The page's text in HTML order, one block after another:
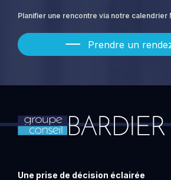
Planifier une rencontre via notre calendrier
Prendre un
Une prise de décision éclairée